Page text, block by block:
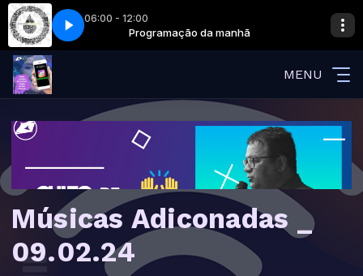
06:00 - 12:00
Programação da manhã
te Amo Fernandinho - Como eu te Amo
MENU
Músicas Adiconadas _
09.02.24